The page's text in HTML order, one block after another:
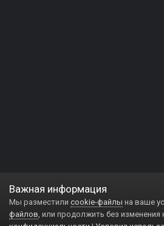
Важная информация
Мы разместили cookie-файлы на ваше
файлов, или продолжить без изменения